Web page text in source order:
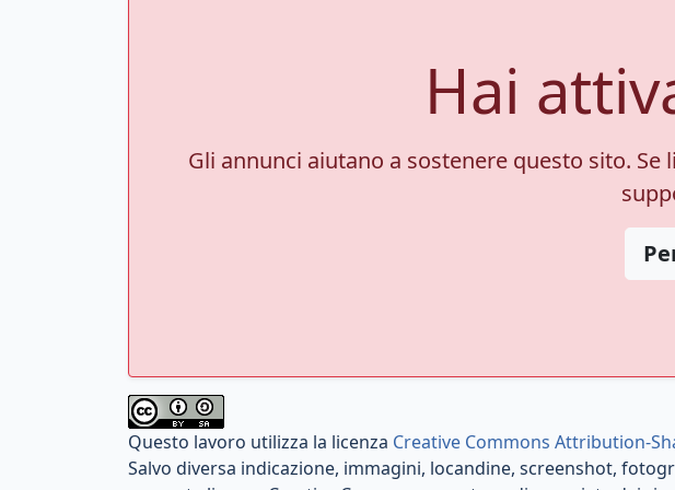
Hai
Gli annunci aiutano a sostenere questo sito.
Questo lavoro utilizza la licenza Creative Commons Attribution-
Salvo diversa indicazione, immagini, locandine, screenshot,